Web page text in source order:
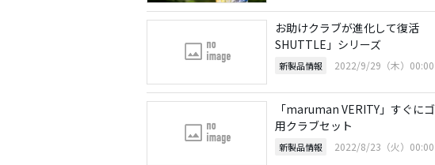
お助けクラブが進化して復活
SHUTTLE」シリーズ
新製品情報 2022/9/29（木）00:00
「maruman VERITY」すぐに
用クラブセット
新製品情報 2022/8/23（火）00:00